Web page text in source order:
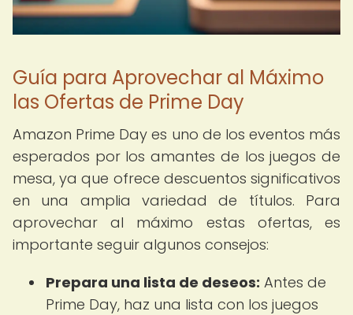
Guía para Aprovechar al Máximo
las Ofertas de Prime Day
Amazon Prime Day es uno de los eventos más
esperados por los amantes de los juegos de
mesa, ya que ofrece descuentos significativos
en una amplia variedad de títulos. Para
aprovechar al máximo estas ofertas, es
importante seguir algunos consejos:
Prepara una lista de deseos: Antes de
Prime Day, haz una lista con los juegos